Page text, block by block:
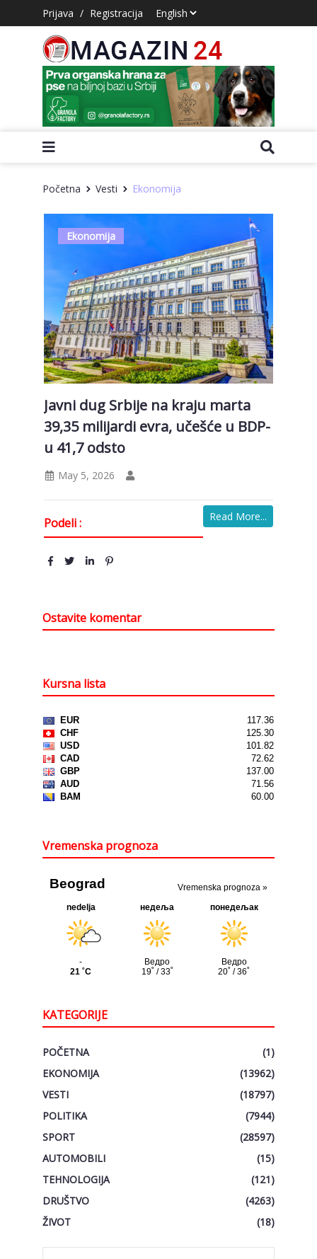
Prijava / Registracija
Početna Vesti Ekonomija
Ekonomija
Javni dug Srbije na kraju marta
39,35 milijardi evra, učešće u BDP-
u 41,7 odsto
May 5, 2026
Read More...
Podeli :
Ostavite komentar
Kursna lista
Vremenska prognoza
KATEGORIJE
POČETNA
(1)
EKONOMIJA
(13962)
VESTI
(18797)
POLITIKA
(7944)
SPORT
(28597)
AUTOMOBILI
(15)
TEHNOLOGIJA
(121)
DRUŠTVO
(4263)
ŽIVOT
(18)